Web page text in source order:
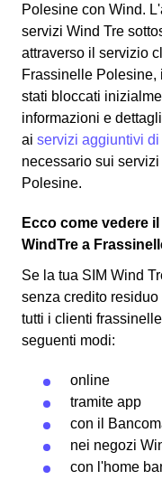
Polesine con Wind.
servizi Wind Tre
attraverso il servizio
Frassinelle Polesine,
stati bloccati
informazioni e
ai servizi aggiuntivi di
necessario sui
Polesine.
Ecco come vedere
WindTre a
Se la tua SIM Wind
senza credito
tutti i clienti
seguenti modi:
online
tramite app
con il
nei negozi
con l'home